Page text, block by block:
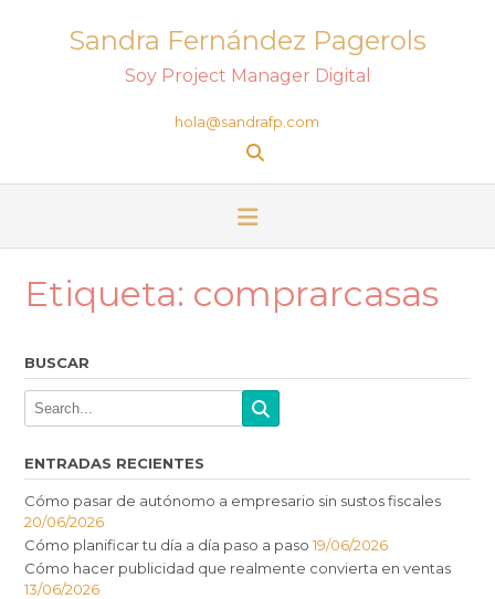
Sandra Fernández Pagerols
Soy Project Manager Digital
hola@sandrafp.com
Etiqueta: comprarcasas
BUSCAR
ENTRADAS RECIENTES
Cómo pasar de autónomo a empresario sin sustos fiscales
20/06/2026
Cómo planificar tu día a día paso a paso 19/06/2026
Cómo hacer publicidad que realmente convierta en ventas
13/06/2026